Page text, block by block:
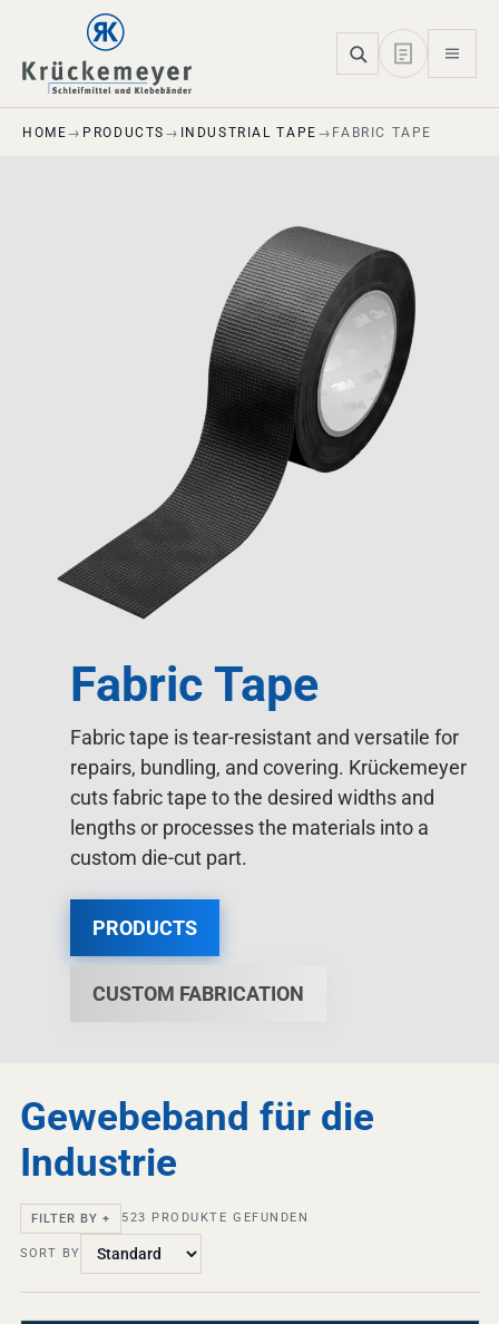
Skip to main navigation
Skip to main content
Skip to page footer
HOME PRODUCTS INDUSTRIAL TAPE FABRIC TAPE
Fabric Tape
Fabric tape is tear-resistant and versatile for
repairs, bundling, and covering. Krückemeyer
cuts fabric tape to the desired widths and
lengths or processes the materials into a
custom die-cut part.
PRODUCTS
CUSTOM FABRICATION
Gewebeband für die
Industrie
FILTER BY + 523 PRODUKTE GEFUNDEN
SORT BY